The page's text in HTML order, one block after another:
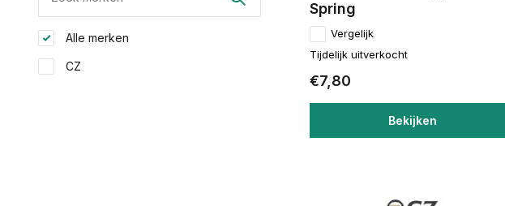
Alle merken
CZ
Spring
Vergelijk
Tijdelijk uitverkocht
€7,80
Bekijken